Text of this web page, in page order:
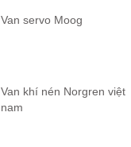
Van servo Moog
Van khí nén Norgren việt
nam